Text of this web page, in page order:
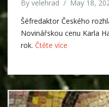
By velehrad / May 18,
Šéfredaktor Českého
Novinářskou cenu Karla
rok. Čtěte více